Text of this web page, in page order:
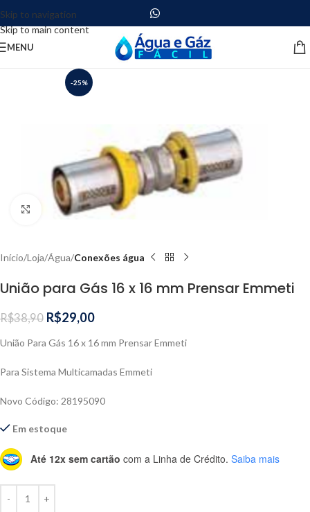
Skip to navigation
Skip to main content
MENU
-25%
Clique para ampliar
Início Loja Água Conexões água
União para Gás 16 x 16 mm Prensar Emmeti
R$38,90 R$29,00
União Para Gás 16 x 16 mm Prensar Emmeti
Para Sistema Multicamadas Emmeti
Novo Código: 28195090
Em estoque
Até 12x sem cartão com a Linha de Crédito. Saiba mais